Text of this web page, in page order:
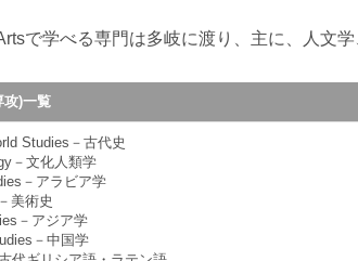
で学べる専門は多岐に渡り、主に、人文
攻)一覧
Studies－古代史
－文化人類学
－アラビア学
美術史
－アジア学
－中国学